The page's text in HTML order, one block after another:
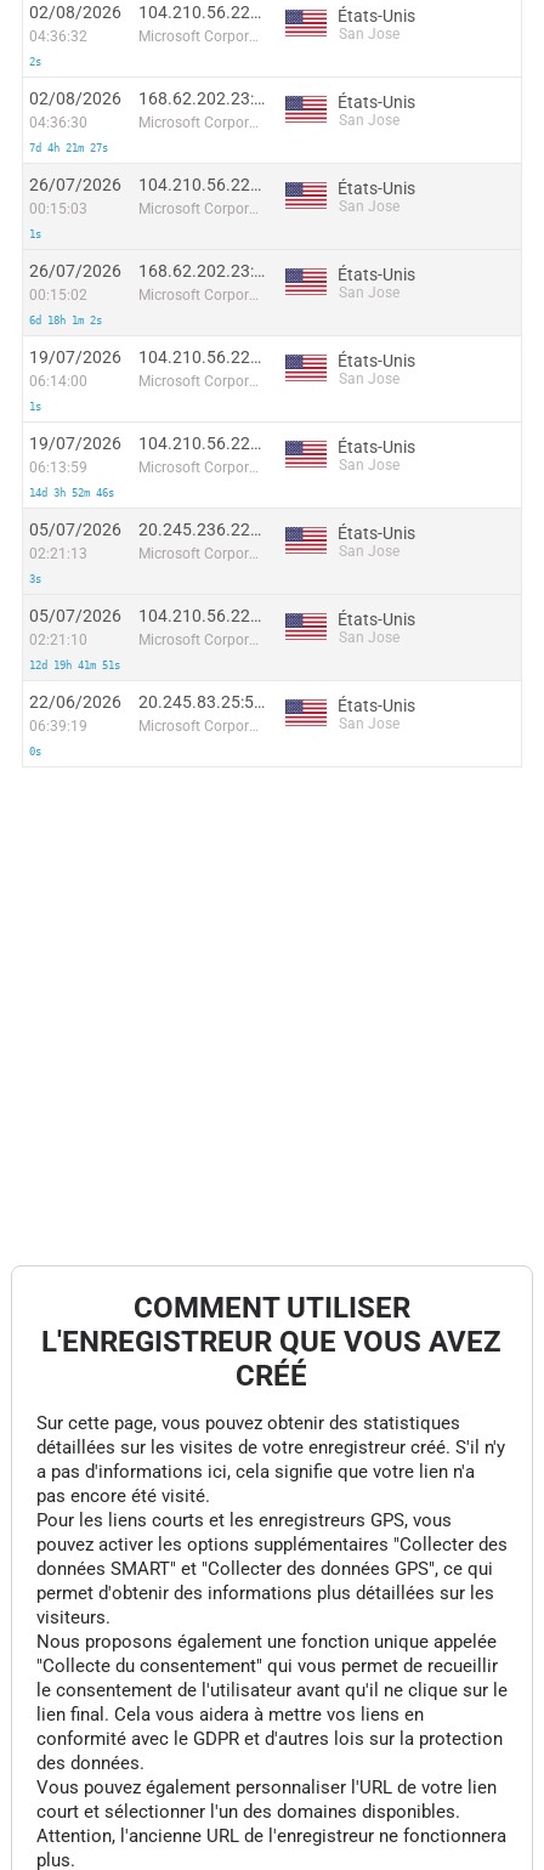
02/08/2026
04:36:32
2s
104.210.56.224:2503
Microsoft Corporation
États-Unis
San Jose
02/08/2026
04:36:30
7d 4h 21m 27s
168.62.202.23:54962
Microsoft Corporation
États-Unis
San Jose
26/07/2026
00:15:03
1s
104.210.56.224:26177
Microsoft Corporation
États-Unis
San Jose
26/07/2026
00:15:02
6d 18h 1m 2s
168.62.202.23:41136
Microsoft Corporation
États-Unis
San Jose
19/07/2026
06:14:00
1s
104.210.56.224:49925
Microsoft Corporation
États-Unis
San Jose
19/07/2026
06:13:59
14d 3h 52m 46s
104.210.56.225:32776
Microsoft Corporation
États-Unis
San Jose
05/07/2026
02:21:13
3s
20.245.236.228:53516
Microsoft Corporation
États-Unis
San Jose
05/07/2026
02:21:10
12d 19h 41m 51s
104.210.56.224:62155
Microsoft Corporation
États-Unis
San Jose
22/06/2026
06:39:19
0s
20.245.83.25:58000
Microsoft Corporation
États-Unis
San Jose
COMMENT UTILISER
L'ENREGISTREUR QUE VOUS AVEZ
CRÉÉ
Sur cette page, vous pouvez obtenir des statistiques
détaillées sur les visites de votre enregistreur créé. S'il n'y
a pas d'informations ici, cela signifie que votre lien n'a
pas encore été visité.
Pour les liens courts et les enregistreurs GPS, vous
pouvez activer les options supplémentaires "Collecter des
données SMART" et "Collecter des données GPS", ce qui
permet d'obtenir des informations plus détaillées sur les
visiteurs.
Nous proposons également une fonction unique appelée
"Collecte du consentement" qui vous permet de recueillir
le consentement de l'utilisateur avant qu'il ne clique sur le
lien final. Cela vous aidera à mettre vos liens en
conformité avec le GDPR et d'autres lois sur la protection
des données.
Vous pouvez également personnaliser l'URL de votre lien
court et sélectionner l'un des domaines disponibles.
Attention, l'ancienne URL de l'enregistreur ne fonctionnera
plus.